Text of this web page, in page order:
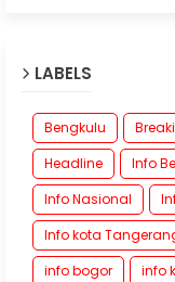
LABELS
Bengkulu
Headline
Info
Info Nasional
Info kota
info bogor
info